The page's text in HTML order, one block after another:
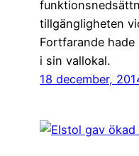
tillgängligheten
Fortfarande
i sin vallokal.
18 december,